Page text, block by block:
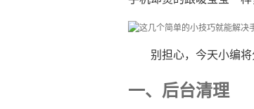
别担心，今天小编
一、后台清理